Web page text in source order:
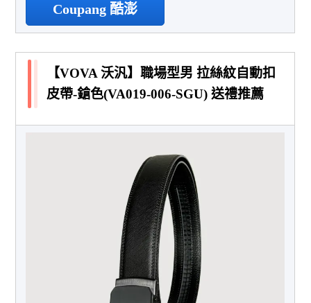
Coupang 酷澎
【VOVA 沃汎】職場型男 拉絲紋自動扣
皮帶-鎗色(VA019-006-SGU) 送禮推薦